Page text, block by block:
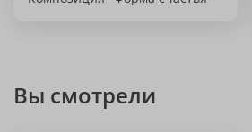
Вы смотрели